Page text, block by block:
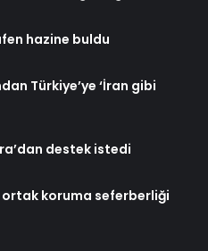
hazine buldu
Türkiye’ye ‘İran gibi
destek istedi
ortak koruma seferberliği